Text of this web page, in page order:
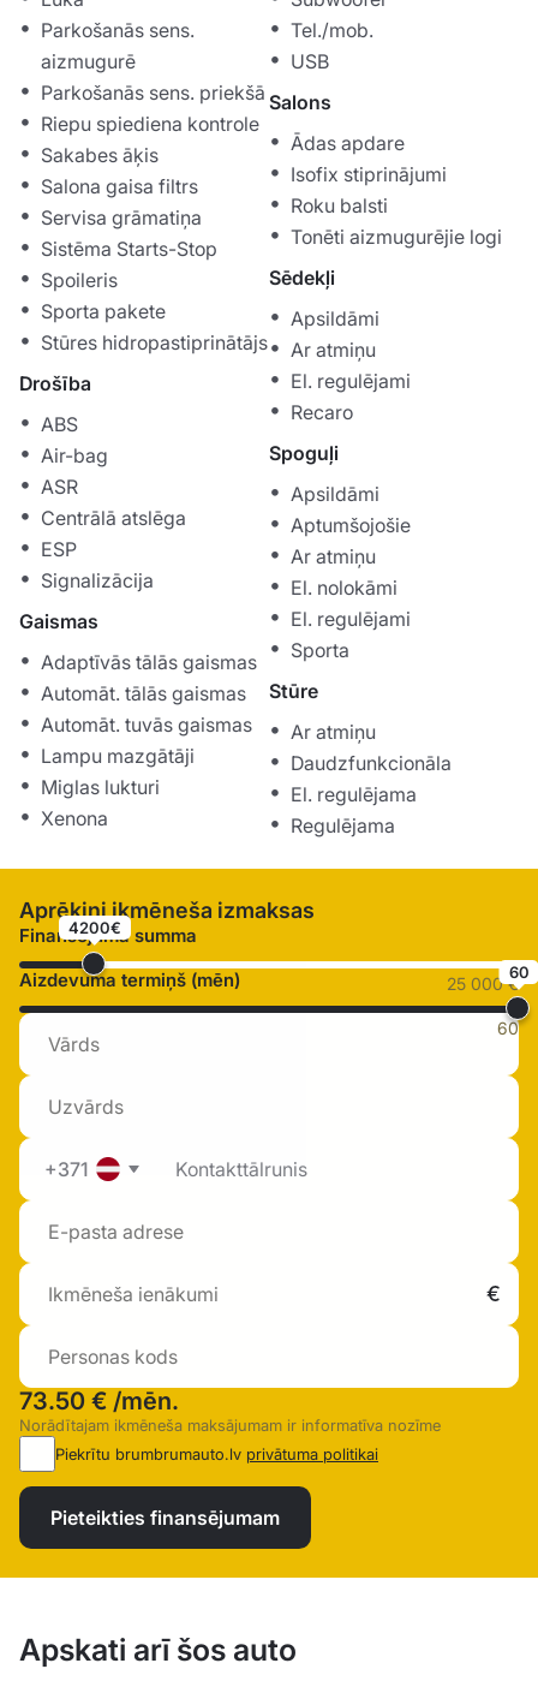
Parkošanās sens.
aizmugurē
Parkošanās sens. priekšā
Riepu spiediena kontrole
Sakabes āķis
Salona gaisa filtrs
Servisa grāmatiņa
Sistēma Starts-Stop
Spoileris
Sporta pakete
Stūres hidropastiprinātājs
Drošība
ABS
Air-bag
ASR
Centrālā atslēga
ESP
Signalizācija
Gaismas
Adaptīvās tālās gaismas
Automāt. tālās gaismas
Automāt. tuvās gaismas
Lampu mazgātāji
Miglas lukturi
Xenona
Tel./mob.
USB
Salons
Ādas apdare
Isofix stiprinājumi
Roku balsti
Tonēti aizmugurējie logi
Sēdekļi
Apsildāmi
Ar atmiņu
El. regulējami
Recaro
Spoguļi
Apsildāmi
Aptumšojošie
Ar atmiņu
El. nolokāmi
El. regulējami
Sporta
Stūre
Ar atmiņu
Daudzfunkcionāla
El. regulējama
Regulējama
Aprēķini ikmēneša izmaksas
Finansējuma summa
4200€
25 000 €
Aizdevuma termiņš (mēn) 60
60
+371
73.50 € /mēn.
Norādītajam ikmēneša maksājumam ir informatīva nozīme
Piekrītu brumbrumauto.lv privātuma politikai
Pieteikties finansējumam
Apskati arī šos auto